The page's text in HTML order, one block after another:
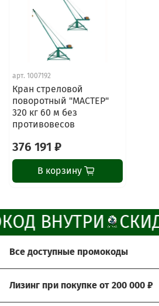
арт. 1007192
Кран стреловой
поворотный "МАСТЕР"
320 кг 60 м без
противовесов
376 191 ₽
В корзину
ВНУТРИ
Все доступные промокоды
Мы рады предложить Вам
Лизинг при покупке от 200 000 ₽
ChatApp
online
Наши мессенджеры
Свяжитесь с нами через любой
мессенджер!
Написать менеджеру в
Отдел продаж и сервис
Позвонить
Группа Вконтакте
Канал MAX